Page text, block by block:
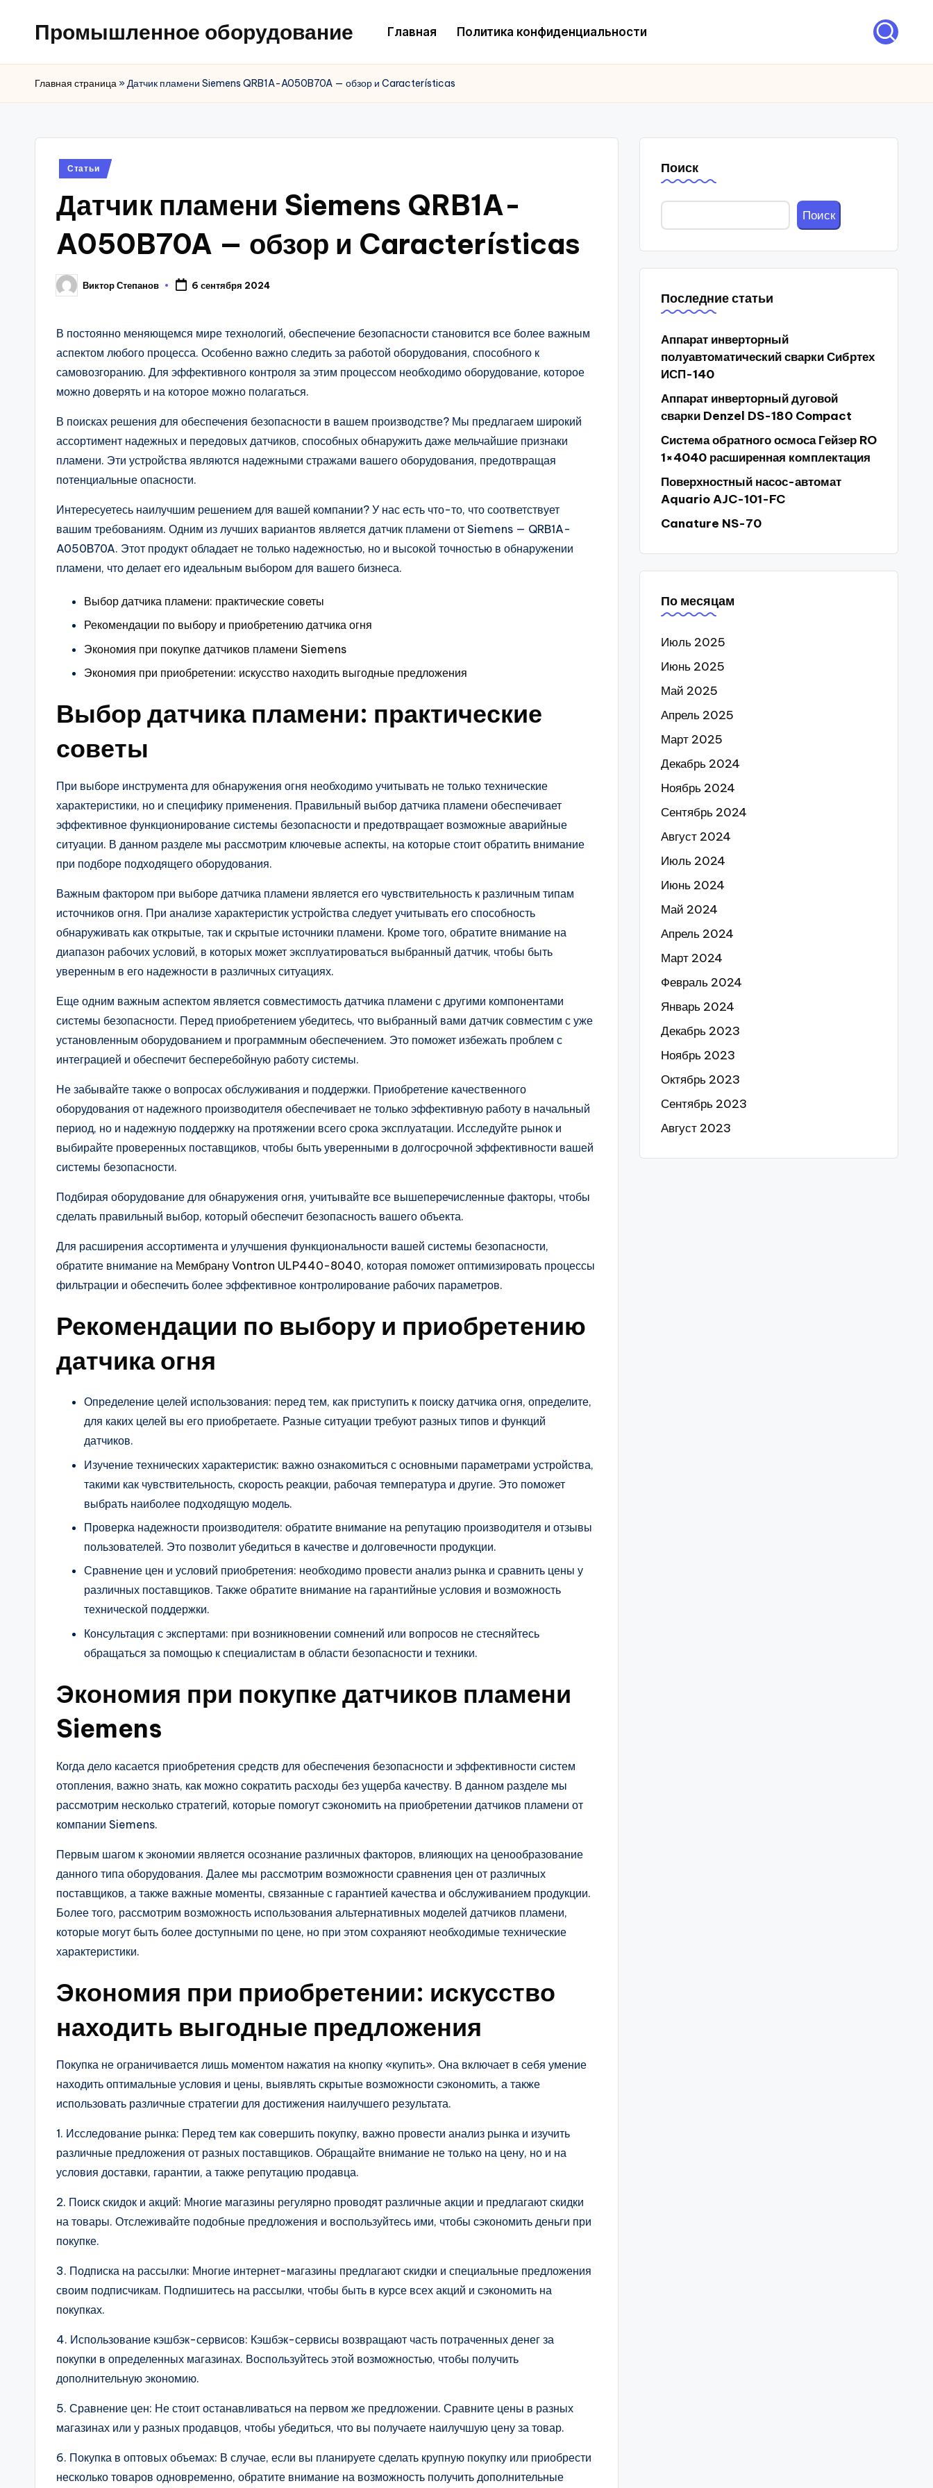
Промышленное оборудование Главная Политика конфиденциальности
Главная страница»Датчик пламени Siemens QRB1A-A050B70A — обзор и Características
Posted
Статьи
Датчик пламени Siemens QRB1A-
A050B70A — обзор и Características
Posted
by
Виктор Степанов 6 сентября 2024
В постоянно меняющемся мире технологий, обеспечение безопасности становится все более важным
аспектом любого процесса. Особенно важно следить за работой оборудования, способного к
самовозгоранию. Для эффективного контроля за этим процессом необходимо оборудование, которое
можно доверять и на которое можно полагаться.
В поисках решения для обеспечения безопасности в вашем производстве? Мы предлагаем широкий
ассортимент надежных и передовых датчиков, способных обнаружить даже мельчайшие признаки
пламени. Эти устройства являются надежными стражами вашего оборудования, предотвращая
потенциальные опасности.
Интересуетесь наилучшим решением для вашей компании? У нас есть что-то, что соответствует
вашим требованиям. Одним из лучших вариантов является датчик пламени от Siemens — QRB1A-
A050B70A. Этот продукт обладает не только надежностью, но и высокой точностью в обнаружении
пламени, что делает его идеальным выбором для вашего бизнеса.
Выбор датчика пламени: практические советы
Рекомендации по выбору и приобретению датчика огня
Экономия при покупке датчиков пламени Siemens
Экономия при приобретении: искусство находить выгодные предложения
Выбор датчика пламени: практические
советы
При выборе инструмента для обнаружения огня необходимо учитывать не только технические
характеристики, но и специфику применения. Правильный выбор датчика пламени обеспечивает
эффективное функционирование системы безопасности и предотвращает возможные аварийные
ситуации. В данном разделе мы рассмотрим ключевые аспекты, на которые стоит обратить внимание
при подборе подходящего оборудования.
Важным фактором при выборе датчика пламени является его чувствительность к различным типам
источников огня. При анализе характеристик устройства следует учитывать его способность
обнаруживать как открытые, так и скрытые источники пламени. Кроме того, обратите внимание на
диапазон рабочих условий, в которых может эксплуатироваться выбранный датчик, чтобы быть
уверенным в его надежности в различных ситуациях.
Еще одним важным аспектом является совместимость датчика пламени с другими компонентами
системы безопасности. Перед приобретением убедитесь, что выбранный вами датчик совместим с уже
установленным оборудованием и программным обеспечением. Это поможет избежать проблем с
интеграцией и обеспечит бесперебойную работу системы.
Не забывайте также о вопросах обслуживания и поддержки. Приобретение качественного
оборудования от надежного производителя обеспечивает не только эффективную работу в начальный
период, но и надежную поддержку на протяжении всего срока эксплуатации. Исследуйте рынок и
выбирайте проверенных поставщиков, чтобы быть уверенными в долгосрочной эффективности вашей
системы безопасности.
Подбирая оборудование для обнаружения огня, учитывайте все вышеперечисленные факторы, чтобы
сделать правильный выбор, который обеспечит безопасность вашего объекта.
Для расширения ассортимента и улучшения функциональности вашей системы безопасности,
обратите внимание на Мембрану Vontron ULP440-8040, которая поможет оптимизировать процессы
фильтрации и обеспечить более эффективное контролирование рабочих параметров.
Рекомендации по выбору и приобретению
датчика огня
Определение целей использования: перед тем, как приступить к поиску датчика огня, определите,
для каких целей вы его приобретаете. Разные ситуации требуют разных типов и функций
датчиков.
Изучение технических характеристик: важно ознакомиться с основными параметрами устройства,
такими как чувствительность, скорость реакции, рабочая температура и другие. Это поможет
выбрать наиболее подходящую модель.
Проверка надежности производителя: обратите внимание на репутацию производителя и отзывы
пользователей. Это позволит убедиться в качестве и долговечности продукции.
Сравнение цен и условий приобретения: необходимо провести анализ рынка и сравнить цены у
различных поставщиков. Также обратите внимание на гарантийные условия и возможность
технической поддержки.
Консультация с экспертами: при возникновении сомнений или вопросов не стесняйтесь
обращаться за помощью к специалистам в области безопасности и техники.
Экономия при покупке датчиков пламени
Siemens
Когда дело касается приобретения средств для обеспечения безопасности и эффективности систем
отопления, важно знать, как можно сократить расходы без ущерба качеству. В данном разделе мы
рассмотрим несколько стратегий, которые помогут сэкономить на приобретении датчиков пламени от
компании Siemens.
Первым шагом к экономии является осознание различных факторов, влияющих на ценообразование
данного типа оборудования. Далее мы рассмотрим возможности сравнения цен от различных
поставщиков, а также важные моменты, связанные с гарантией качества и обслуживанием продукции.
Более того, рассмотрим возможность использования альтернативных моделей датчиков пламени,
которые могут быть более доступными по цене, но при этом сохраняют необходимые технические
характеристики.
Экономия при приобретении: искусство
находить выгодные предложения
Покупка не ограничивается лишь моментом нажатия на кнопку «купить». Она включает в себя умение
находить оптимальные условия и цены, выявлять скрытые возможности сэкономить, а также
использовать различные стратегии для достижения наилучшего результата.
1. Исследование рынка: Перед тем как совершить покупку, важно провести анализ рынка и изучить
различные предложения от разных поставщиков. Обращайте внимание не только на цену, но и на
условия доставки, гарантии, а также репутацию продавца.
2. Поиск скидок и акций: Многие магазины регулярно проводят различные акции и предлагают скидки
на товары. Отслеживайте подобные предложения и воспользуйтесь ими, чтобы сэкономить деньги при
покупке.
3. Подписка на рассылки: Многие интернет-магазины предлагают скидки и специальные предложения
своим подписчикам. Подпишитесь на рассылки, чтобы быть в курсе всех акций и сэкономить на
покупках.
4. Использование кэшбэк-сервисов: Кэшбэк-сервисы возвращают часть потраченных денег за
покупки в определенных магазинах. Воспользуйтесь этой возможностью, чтобы получить
дополнительную экономию.
5. Сравнение цен: Не стоит останавливаться на первом же предложении. Сравните цены в разных
магазинах или у разных продавцов, чтобы убедиться, что вы получаете наилучшую цену за товар.
6. Покупка в оптовых объемах: В случае, если вы планируете сделать крупную покупку или приобрести
несколько товаров одновременно, обратите внимание на возможность получить дополнительные
Поиск
Поиск
Последние статьи
Аппарат инверторный
полуавтоматический сварки Сибртех
ИСП-140
Аппарат инверторный дуговой
сварки Denzel DS-180 Compact
Система обратного осмоса Гейзер RO
1×4040 расширенная комплектация
Поверхностный насос-автомат
Aquario AJC-101-FC
Canature NS-70
По месяцам
Июль 2025
Июнь 2025
Май 2025
Апрель 2025
Март 2025
Декабрь 2024
Ноябрь 2024
Сентябрь 2024
Август 2024
Июль 2024
Июнь 2024
Май 2024
Апрель 2024
Март 2024
Февраль 2024
Январь 2024
Декабрь 2023
Ноябрь 2023
Октябрь 2023
Сентябрь 2023
Август 2023